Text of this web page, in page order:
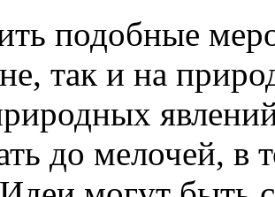
подобные
так и на
до мелочей,